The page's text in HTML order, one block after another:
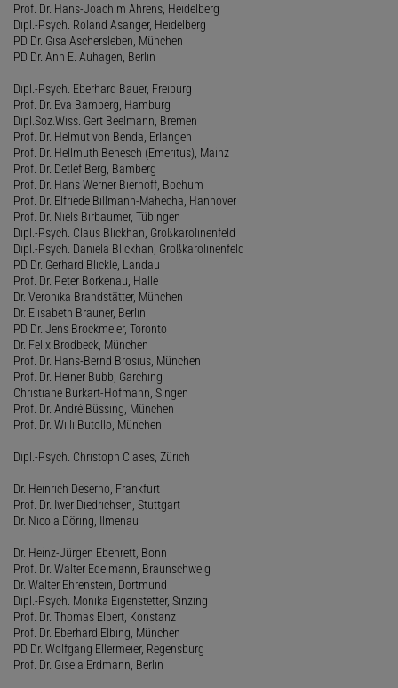
Prof. Dr. Hans-Joachim Ahrens, Heidelberg
Dipl.-Psych. Roland Asanger, Heidelberg
PD Dr. Gisa Aschersleben, München
PD Dr. Ann E. Auhagen, Berlin
Dipl.-Psych. Eberhard Bauer, Freiburg
Prof. Dr. Eva Bamberg, Hamburg
Dipl.Soz.Wiss. Gert Beelmann, Bremen
Prof. Dr. Helmut von Benda, Erlangen
Prof. Dr. Hellmuth Benesch (Emeritus), Mainz
Prof. Dr. Detlef Berg, Bamberg
Prof. Dr. Hans Werner Bierhoff, Bochum
Prof. Dr. Elfriede Billmann-Mahecha, Hannover
Prof. Dr. Niels Birbaumer, Tübingen
Dipl.-Psych. Claus Blickhan, Großkarolinenfeld
Dipl.-Psych. Daniela Blickhan, Großkarolinenfeld
PD Dr. Gerhard Blickle, Landau
Prof. Dr. Peter Borkenau, Halle
Dr. Veronika Brandstätter, München
Dr. Elisabeth Brauner, Berlin
PD Dr. Jens Brockmeier, Toronto
Dr. Felix Brodbeck, München
Prof. Dr. Hans-Bernd Brosius, München
Prof. Dr. Heiner Bubb, Garching
Christiane Burkart-Hofmann, Singen
Prof. Dr. André Büssing, München
Prof. Dr. Willi Butollo, München
Dipl.-Psych. Christoph Clases, Zürich
Dr. Heinrich Deserno, Frankfurt
Prof. Dr. Iwer Diedrichsen, Stuttgart
Dr. Nicola Döring, Ilmenau
Dr. Heinz-Jürgen Ebenrett, Bonn
Prof. Dr. Walter Edelmann, Braunschweig
Dr. Walter Ehrenstein, Dortmund
Dipl.-Psych. Monika Eigenstetter, Sinzing
Prof. Dr. Thomas Elbert, Konstanz
Prof. Dr. Eberhard Elbing, München
PD Dr. Wolfgang Ellermeier, Regensburg
Prof. Dr. Gisela Erdmann, Berlin